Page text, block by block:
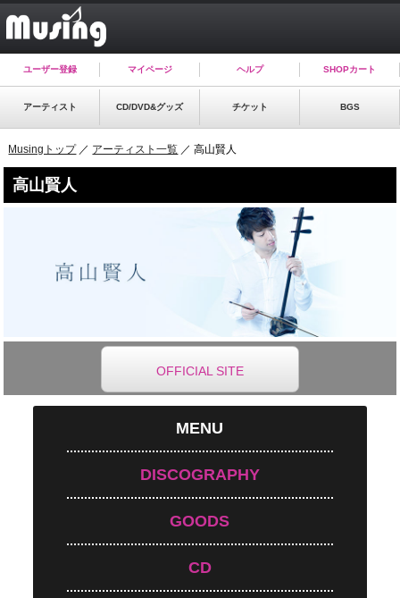
ユーザー登録 マイページ ヘルプ SHOPカート
アーティスト CD/DVD&グッズ チケット BGS
Musingトップ／ アーティスト一覧 ／ 高山賢人
高山賢人
OFFICIAL SITE
MENU
DISCOGRAPHY
GOODS
CD